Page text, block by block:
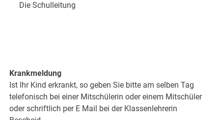
Die Schulleitung
Krankmeldung
Ist Ihr Kind erkrankt, so geben Sie bitte am selben Tag
telefonisch bei einer Mitschülerin oder einem Mitschüler
oder schriftlich per E Mail bei der Klassenlehrerin